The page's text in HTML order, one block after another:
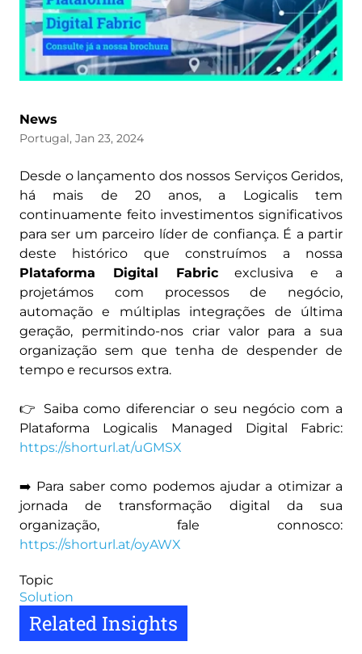
News
Portugal, Jan 23, 2024
Desde o lançamento dos nossos Serviços Geridos,
há mais de 20 anos, a Logicalis tem
continuamente feito investimentos significativos
para ser um parceiro líder de confiança. É a partir
deste histórico que construímos a nossa
Plataforma Digital Fabricexclusiva e a
projetámos com processos de negócio,
automação e múltiplas integrações de última
geração, permitindo-nos criar valor para a sua
organização sem que tenha de despender de
tempo e recursos extra.
👉 Saiba como diferenciar o seu negócio com a
Plataforma Logicalis Managed Digital Fabric:
https://shorturl.at/uGMSX
➡️ Para saber como podemos ajudar a otimizar a
jornada de transformação digital da sua
organização, fale connosco:
https://shorturl.at/oyAWX
Topic
Solution
Related Insights